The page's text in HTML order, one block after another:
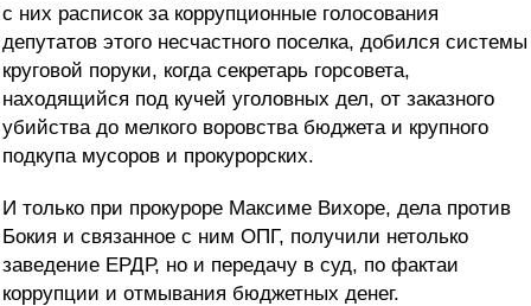
с них расписок за коррупционные голосования
депутатов этого несчастного поселка, добился системы
круговой поруки, когда секретарь горсовета,
находящийся под кучей уголовных дел, от заказного
убийства до мелкого воровства бюджета и крупного
подкупа мусоров и прокурорских.
И только при прокуроре Максиме Вихоре, дела против
Бокия и связанное с ним ОПГ, получили нетолько
заведение ЕРДР, но и передачу в суд, по фактаи
коррупции и отмывания бюджетных денег.